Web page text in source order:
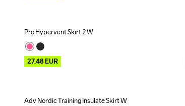
Outlet
Pro Hypervent Skirt 2 W
27.48EUR
Outlet
Adv Nordic Training Insulate Skirt W